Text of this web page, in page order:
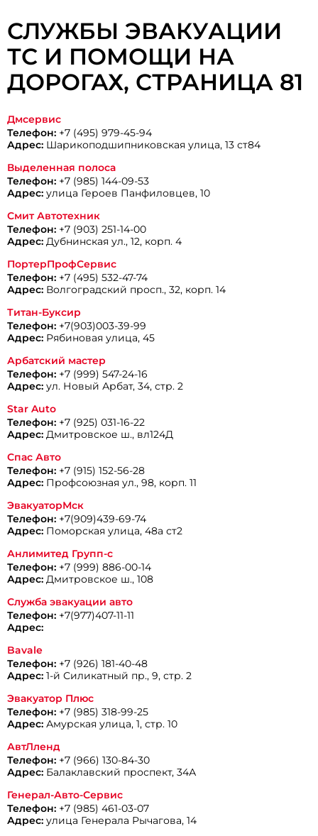
СЛУЖБЫ ЭВАКУАЦИИ
ТС И ПОМОЩИ НА
ДОРОГАХ, CТРАНИЦА 81
Дмсервис
Телефон: +7 (495) 979-45-94
Адрес: Шарикоподшипниковская улица, 13 ст84
Выделенная полоса
Телефон: +7 (985) 144-09-53
Адрес: улица Героев Панфиловцев, 10
Смит Автотехник
Телефон: +7 (903) 251-14-00
Адрес: Дубнинская ул., 12, корп. 4
ПортерПрофСервис
Телефон: +7 (495) 532-47-74
Адрес: Волгоградский просп., 32, корп. 14
Титан-Буксир
Телефон: +7(903)003-39-99
Адрес: Рябиновая улица, 45
Арбатский мастер
Телефон: +7 (999) 547-24-16
Адрес: ул. Новый Арбат, 34, стр. 2
Star Auto
Телефон: +7 (925) 031-16-22
Адрес: Дмитровское ш., вл124Д
Спас Авто
Телефон: +7 (915) 152-56-28
Адрес: Профсоюзная ул., 98, корп. 11
ЭвакуаторМск
Телефон: +7(909)439-69-74
Адрес: Поморская улица, 48а ст2
Анлимитед Групп-с
Телефон: +7 (999) 886-00-14
Адрес: Дмитровское ш., 108
Служба эвакуации авто
Телефон: +7(977)407-11-11
Адрес:
Bavale
Телефон: +7 (926) 181-40-48
Адрес: 1-й Силикатный пр., 9, стр. 2
Эвакуатор Плюс
Телефон: +7 (985) 318-99-25
Адрес: Амурская улица, 1, стр. 10
АвтЛленд
Телефон: +7 (966) 130-84-30
Адрес: Балаклавский проспект, 34А
Генерал-Авто-Сервис
Телефон: +7 (985) 461-03-07
Адрес: улица Генерала Рычагова, 14